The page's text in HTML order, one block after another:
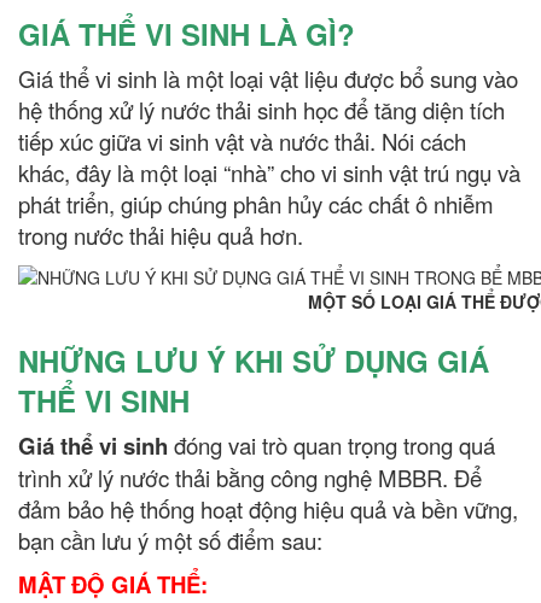
GIÁ THỂ VI SINH LÀ GÌ?
Giá thể vi sinh là một loại vật liệu được bổ sung vào
hệ thống xử lý nước thải sinh học để tăng diện tích
tiếp xúc giữa vi sinh vật và nước thải. Nói cách
khác, đây là một loại “nhà” cho vi sinh vật trú ngụ và
phát triển, giúp chúng phân hủy các chất ô nhiễm
trong nước thải hiệu quả hơn.
MỘT SỐ LOẠI GIÁ THỂ ĐƯỢC SỬ
NHỮNG LƯU Ý KHI SỬ DỤNG GIÁ
THỂ VI SINH
Giá thể vi sinh đóng vai trò quan trọng trong quá
trình xử lý nước thải bằng công nghệ MBBR. Để
đảm bảo hệ thống hoạt động hiệu quả và bền vững,
bạn cần lưu ý một số điểm sau:
MẬT ĐỘ GIÁ THỂ: